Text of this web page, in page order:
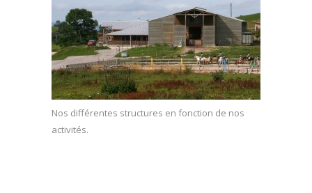
Nos différentes structures en fonction de nos
activités.